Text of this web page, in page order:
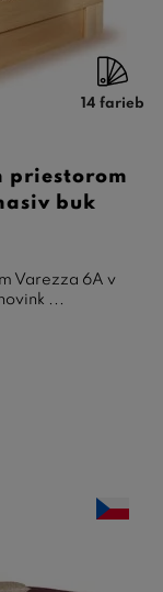
14 farieb
priestorom
buk
Varezza 6A v
...